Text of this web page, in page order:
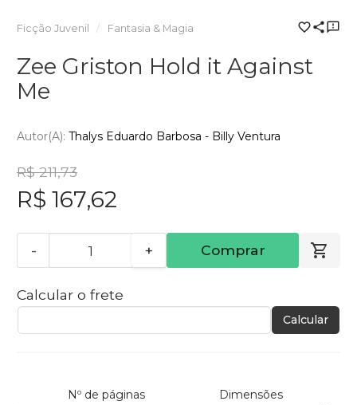
Ficção Juvenil Fantasia & Magia
Zee Griston Hold it Against
Me
Autor(a): Thalys Eduardo Barbosa - Billy Ventura
R$ 211,73
R$ 167,62
- + Comprar
Calcular o frete
Calcular
Nº de páginas Dimensões